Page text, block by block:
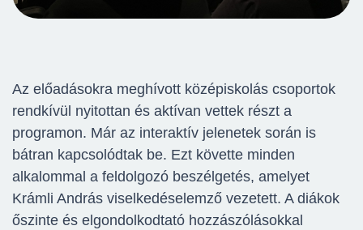
Az előadásokra meghívott középiskolás csoportok
rendkívül nyitottan és aktívan vettek részt a
programon. Már az interaktív jelenetek során is
bátran kapcsolódtak be. Ezt követte minden
alkalommal a feldolgozó beszélgetés, amelyet
Krámli András viselkedéselemző vezetett. A diákok
őszinte és elgondolkodtató hozzászólásokkal